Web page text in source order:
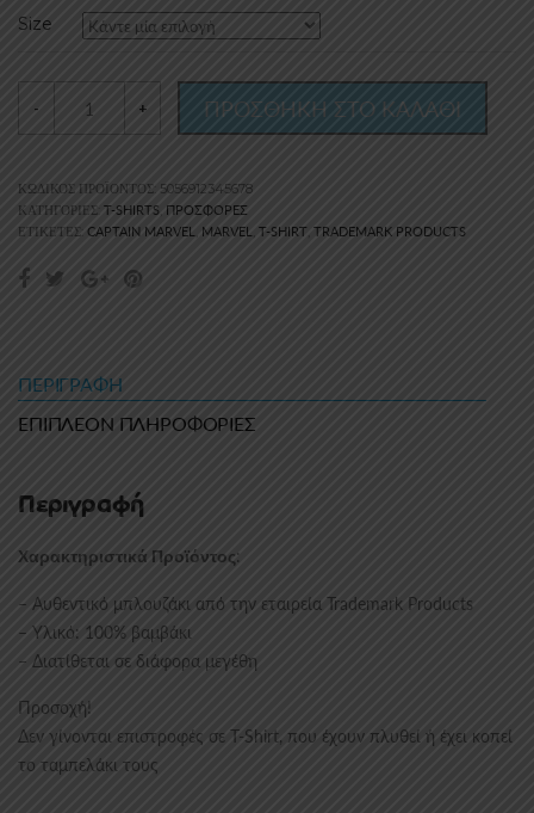
was:
is:
Size
- + ΠΡΟΣΘΗΚΗ ΣΤΟ ΚΑΛΑΘΙ
ΚΩΔΙΚΌΣ ΠΡΟΪΌΝΤΟΣ: 5056912345678
ΚΑΤΗΓΟΡΊΕΣ: T-SHIRTS ΠΡΟΣΦΟΡΈΣ
ΕΤΙΚΈΤΕΣ: CAPTAIN MARVEL MARVEL, T-SHIRT, TRADEMARK PRODUCTS
ΠΕΡΙΓΡΑΦΉ
ΕΠΙΠΛΈΟΝ ΠΛΗΡΟΦΟΡΊΕΣ
Περιγραφή
Χαρακτηριστικά Προϊόντος:
– Αυθεντικό μπλουζάκι από την εταιρεία Trademark Products
– Υλικό: 100% βαμβάκι
– Διατίθεται σε διάφορα μεγέθη
Προσοχή!
Δεν γίνονται επιστροφές σε T-Shirt, που έχουν πλυθεί ή έχει κοπεί
το ταμπελάκι τους